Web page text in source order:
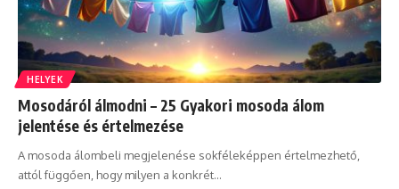
HELYEK
Mosodáról álmodni – 25 Gyakori mosoda álom
jelentése és értelmezése
A mosoda álombeli megjelenése sokféleképpen értelmezhető,
attól függően, hogy milyen a konkrét…